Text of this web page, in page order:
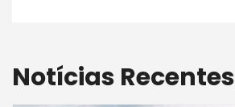
Notícias Recentes